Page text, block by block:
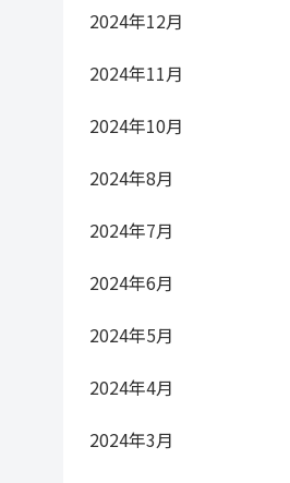
2024年12月
2024年11月
2024年10月
2024年8月
2024年7月
2024年6月
2024年5月
2024年4月
2024年3月